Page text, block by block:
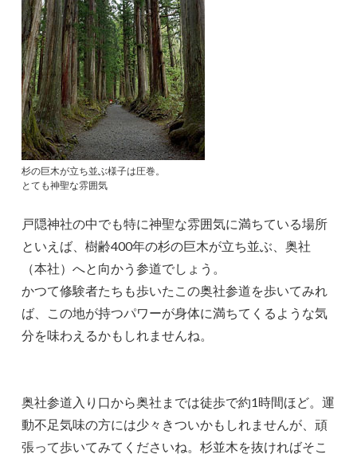
杉の巨木が立ち並ぶ様子は圧巻。
とても神聖な雰囲気
戸隠神社の中でも特に神聖な雰囲気に満ちている場所
といえば、樹齢400年の杉の巨木が立ち並ぶ、奥社
（本社）へと向かう参道でしょう。
かつて修験者たちも歩いたこの奥社参道を歩いてみれ
ば、この地が持つパワーが身体に満ちてくるような気
分を味わえるかもしれませんね。
奥社参道入り口から奥社までは徒歩で約1時間ほど。運
動不足気味の方には少々きついかもしれませんが、頑
張って歩いてみてくださいね。杉並木を抜ければそこ